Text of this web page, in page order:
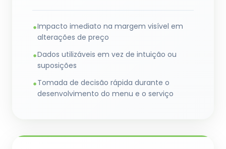
•Impacto imediato na margem visível em
alterações de preço
•Dados utilizáveis em vez de intuição ou
suposições
•Tomada de decisão rápida durante o
desenvolvimento do menu e o serviço